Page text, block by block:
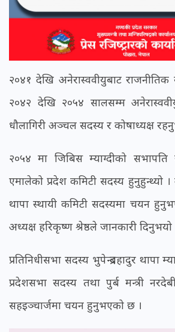
२०४१ देखि अनेरास्ववीयुबाट राजनीतिक
२०४२ देखि २०५४ सालसम्म
धौलागिरी अञ्चल सदस्य र कोषाध्यक्ष
२०५४ मा जिबिस म्याग्दीको
एमालेको प्रदेश कमिटी सदस्य हुनुहुन्थ्यो ।
थापा स्थायी कमिटी सदस्यमा चयन
अध्यक्ष हरिकृष्ण श्रेष्ठले जानकारी दिनुभयो
प्रतिनिधीसभा सदस्य भुपेन्द्रबहादुर थापा
प्रदेशसभा सदस्य तथा पुर्ब मन्त्री
सहइञ्चार्जमा चयन हुनुभएको छ ।